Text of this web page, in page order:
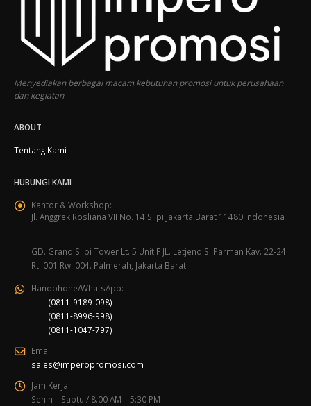
Menyediakan berbagai macam kebutuhan promosi untuk perusahaan
dan kegiatan
ABOUT
Tentang Kami
HUBUNGI KAMI
Kantor & Workshop:
Jl. Anggrek Rosliana VII No. 14 Slipi Jakarta Barat 11480 Indonesia
GD. Grand Slipi Tower Lt. 5 Unit F JL. Letjend S. Parman Kav. 22-24
Rt. 001 Rw. 004. Palmerah, Jakarta Barat
Handphone/WhatsApp:
(0811-9189-098)
(0811-8996-998)
(0811-1047-797)
Email:
sales@imperopromosi.com
Jam Kerja:
Senin – Sabtu / 8.00 AM – 5:30 PM